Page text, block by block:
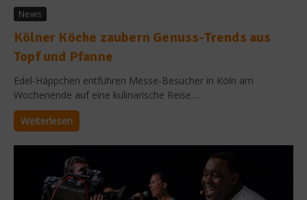
News
Kölner Köche zaubern Genuss-Trends aus
Topf und Pfanne
Edel-Häppchen entführen Messe-Besucher in Köln am
Wochenende auf eine kulinarische Reise....
Weiterlesen